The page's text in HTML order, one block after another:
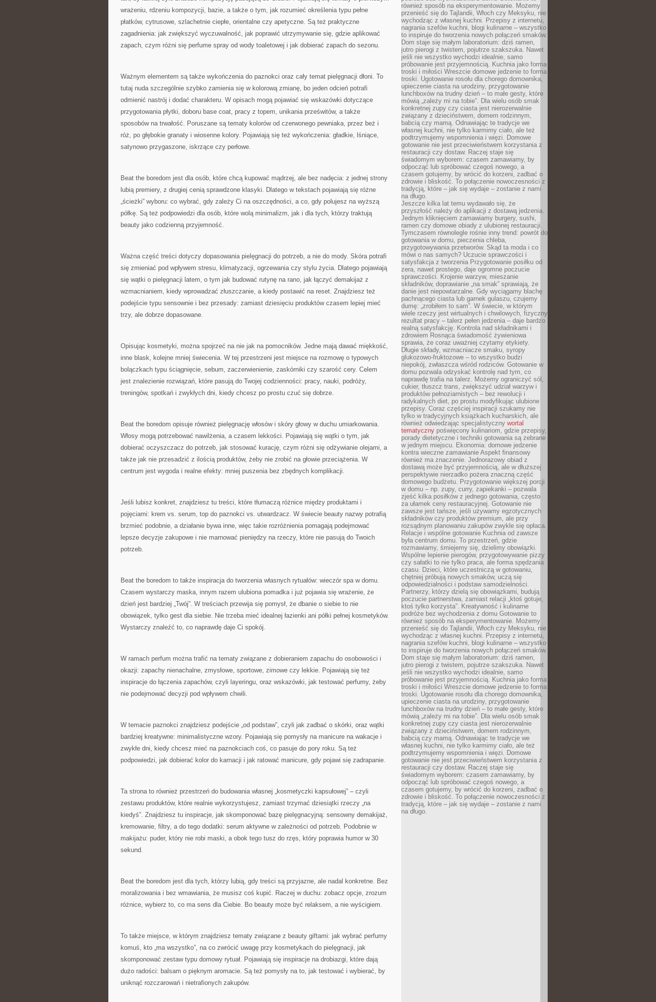
wrażeniu, rdzeniu kompozycji, bazie, a także o tym, jak rozumieć określenia typu pełne
płatków, cytrusowe, szlachetnie ciepłe, orientalne czy apetyczne. Są też praktyczne
zagadnienia: jak zwiększyć wyczuwalność, jak poprawić utrzymywanie się, gdzie aplikować
zapach, czym różni się perfume spray od wody toaletowej i jak dobierać zapach do sezonu.
Ważnym elementem są także wykończenia do paznokci oraz cały temat pielęgnacji dłoni. To
tutaj nuda szczególnie szybko zamienia się w kolorową zmianę, bo jeden odcień potrafi
odmienić nastrój i dodać charakteru. W opisach mogą pojawiać się wskazówki dotyczące
przygotowania płytki, doboru base coat, pracy z topem, unikania prześwitów, a także
sposobów na trwałość. Poruszane są tematy kolorów od czerwonego pewniaka, przez beż i
róż, po głębokie granaty i wiosenne kolory. Pojawiają się też wykończenia: gładkie, lśniące,
satynowo przygaszone, iskrzące czy perłowe.
Beat the boredom jest dla osób, które chcą kupować mądrzej, ale bez nadęcia: z jednej strony
lubią premiery, z drugiej cenią sprawdzone klasyki. Dlatego w tekstach pojawiają się różne
„ścieżki” wyboru: co wybrać, gdy zależy Ci na oszczędności, a co, gdy polujesz na wyższą
półkę. Są też podpowiedzi dla osób, które wolą minimalizm, jak i dla tych, którzy traktują
beauty jako codzienną przyjemność.
Ważna część treści dotyczy dopasowania pielęgnacji do potrzeb, a nie do mody. Skóra potrafi
się zmieniać pod wpływem stresu, klimatyzacji, ogrzewania czy stylu życia. Dlatego pojawiają
się wątki o pielęgnacji latem, o tym jak budować rutynę na rano, jak łączyć demakijaż z
wzmacnianiem, kiedy wprowadzać złuszczanie, a kiedy postawić na reset. Znajdziesz też
podejście typu sensownie i bez przesady: zamiast dziesięciu produktów czasem lepiej mieć
trzy, ale dobrze dopasowane.
Opisując kosmetyki, można spojrzeć na nie jak na pomocników. Jedne mają dawać miękkość,
inne blask, kolejne mniej świecenia. W tej przestrzeni jest miejsce na rozmowę o typowych
bolączkach typu ściągnięcie, sebum, zaczerwienienie, zaskórniki czy szarość cery. Celem
jest znalezienie rozwiązań, które pasują do Twojej codzienności: pracy, nauki, podróży,
treningów, spotkań i zwykłych dni, kiedy chcesz po prostu czuć się dobrze.
Beat the boredom opisuje również pielęgnację włosów i skóry głowy w duchu umiarkowania.
Włosy mogą potrzebować nawilżenia, a czasem lekkości. Pojawiają się wątki o tym, jak
dobierać oczyszczacz do potrzeb, jak stosować kurację, czym różni się odżywianie olejami, a
także jak nie przesadzić z ilością produktów, żeby nie zrobić na głowie przeciążenia. W
centrum jest wygoda i realne efekty: mniej puszenia bez zbędnych komplikacji.
Jeśli lubisz konkret, znajdziesz tu treści, które tłumaczą różnice między produktami i
pojęciami: krem vs. serum, top do paznokci vs. utwardzacz. W świecie beauty nazwy potrafią
brzmieć podobnie, a działanie bywa inne, więc takie rozróżnienia pomagają podejmować
lepsze decyzje zakupowe i nie marnować pieniędzy na rzeczy, które nie pasują do Twoich
potrzeb.
Beat the boredom to także inspiracja do tworzenia własnych rytuałów: wieczór spa w domu.
Czasem wystarczy maska, innym razem ulubiona pomadka i już pojawia się wrażenie, że
dzień jest bardziej „Twój”. W treściach przewija się pomysł, że dbanie o siebie to nie
obowiązek, tylko gest dla siebie. Nie trzeba mieć idealnej łazienki ani półki pełnej kosmetyków.
Wystarczy znaleźć to, co naprawdę daje Ci spokój.
W ramach perfum można trafić na tematy związane z dobieraniem zapachu do osobowości i
okazji: zapachy nienachalne, zmysłowe, sportowe, zimowe czy lekkie. Pojawiają się też
inspiracje do łączenia zapachów, czyli layeringu, oraz wskazówki, jak testować perfumy, żeby
nie podejmować decyzji pod wpływem chwili.
W temacie paznokci znajdziesz podejście „od podstaw”, czyli jak zadbać o skórki, oraz wątki
bardziej kreatywne: minimalistyczne wzory. Pojawiają się pomysły na manicure na wakacje i
zwykłe dni, kiedy chcesz mieć na paznokciach coś, co pasuje do pory roku. Są też
podpowiedzi, jak dobierać kolor do karnacji i jak ratować manicure, gdy pojawi się zadrapanie.
Ta strona to również przestrzeń do budowania własnej „kosmetyczki kapsułowej” – czyli
zestawu produktów, które realnie wykorzystujesz, zamiast trzymać dziesiątki rzeczy „na
kiedyś”. Znajdziesz tu inspiracje, jak skomponować bazę pielęgnacyjną: sensowny demakijaż,
kremowanie, filtry, a do tego dodatki: serum aktywne w zależności od potrzeb. Podobnie w
makijażu: puder, który nie robi maski, a obok tego tusz do rzęs, który poprawia humor w 30
sekund.
Beat the boredom jest dla tych, którzy lubią, gdy treści są przyjazne, ale nadal konkretne. Bez
moralizowania i bez wmawiania, że musisz coś kupić. Raczej w duchu: zobacz opcje, zrozum
różnice, wybierz to, co ma sens dla Ciebie. Bo beauty może być relaksem, a nie wyścigiem.
To także miejsce, w którym znajdziesz tematy związane z beauty giftami: jak wybrać perfumy
komuś, kto „ma wszystko”, na co zwrócić uwagę przy kosmetykach do pielęgnacji, jak
skomponować zestaw typu domowy rytuał. Pojawiają się inspiracje na drobiazgi, które dają
dużo radości: balsam o pięknym aromacie. Są też pomysły na to, jak testować i wybierać, by
uniknąć rozczarowań i nietrafionych zakupów.
również sposób na eksperymentowanie. Możemy
przenieść się do Tajlandii, Włoch czy Meksyku, nie
wychodząc z własnej kuchni. Przepisy z internetu,
nagrania szefów kuchni, blogi kulinarne – wszystko
to inspiruje do tworzenia nowych połączeń smaków.
Dom staje się małym laboratorium: dziś ramen,
jutro pierogi z twistem, pojutrze szakszuka. Nawet
jeśli nie wszystko wychodzi idealnie, samo
próbowanie jest przyjemnością. Kuchnia jako forma
troski i miłości Wreszcie domowe jedzenie to forma
troski. Ugotowanie rosołu dla chorego domownika,
upieczenie ciasta na urodziny, przygotowanie
lunchboxów na trudny dzień – to małe gesty, które
mówią „zależy mi na tobie”. Dla wielu osób smak
konkretnej zupy czy ciasta jest nierozerwalnie
związany z dzieciństwem, domem rodzinnym,
babcią czy mamą. Odnawiając te tradycje we
własnej kuchni, nie tylko karmimy ciało, ale też
podtrzymujemy wspomnienia i więzi. Domowe
gotowanie nie jest przeciwieństwem korzystania z
restauracji czy dostaw. Raczej staje się
świadomym wyborem: czasem zamawiamy, by
odpocząć lub spróbować czegoś nowego, a
czasem gotujemy, by wrócić do korzeni, zadbać o
zdrowie i bliskość. To połączenie nowoczesności z
tradycją, które – jak się wydaje – zostanie z nami
na długo.
Jeszcze kilka lat temu wydawało się, że
przyszłość należy do aplikacji z dostawą jedzenia.
Jednym kliknięciem zamawiamy burgery, sushi,
ramen czy domowe obiady z ulubionej restauracji.
Tymczasem równolegle rośnie inny trend: powrót do
gotowania w domu, pieczenia chleba,
przygotowywania przetworów. Skąd ta moda i co
mówi o nas samych? Uczucie sprawczości i
satysfakcja z tworzenia Przygotowanie posiłku od
zera, nawet prostego, daje ogromne poczucie
sprawczości. Krojenie warzyw, mieszanie
składników, doprawianie „na smak” sprawiają, że
danie jest niepowtarzalne. Gdy wyciągamy blachę
pachnącego ciasta lub garnek gulaszu, czujemy
dumę: „zrobiłem to sam”. W świecie, w którym
wiele rzeczy jest wirtualnych i chwilowych, fizyczny
rezultat pracy – talerz pełen jedzenia – daje bardzo
realną satysfakcję. Kontrola nad składnikami i
zdrowiem Rosnąca świadomość żywieniowa
sprawia, że coraz uważniej czytamy etykiety.
Długie składy, wzmacniacze smaku, syropy
glukozowo-fruktozowe – to wszystko budzi
niepokój, zwłaszcza wśród rodziców. Gotowanie w
domu pozwala odzyskać kontrolę nad tym, co
naprawdę trafia na talerz. Możemy ograniczyć sól,
cukier, tłuszcz trans, zwiększyć udział warzyw i
produktów pełnoziarnistych – bez rewolucji i
radykalnych diet, po prostu modyfikując ulubione
przepisy. Coraz częściej inspiracji szukamy nie
tylko w tradycyjnych książkach kucharskich, ale
również odwiedzając specjalistyczny wortal
tematyczny poświęcony kulinariom, gdzie przepisy,
porady dietetyczne i techniki gotowania są zebrane
w jednym miejscu. Ekonomia: domowe jedzenie
kontra wieczne zamawianie Aspekt finansowy
również ma znaczenie. Jednorazowy obiad z
dostawą może być przyjemnością, ale w dłuższej
perspektywie nierzadko pożera znaczną część
domowego budżetu. Przygotowanie większej porcji
w domu – np. zupy, curry, zapiekanki – pozwala
zjeść kilka posiłków z jednego gotowania, często
za ułamek ceny restauracyjnej. Gotowanie nie
zawsze jest tańsze, jeśli używamy egzotycznych
składników czy produktów premium, ale przy
rozsądnym planowaniu zakupów zwykle się opłaca.
Relacje i wspólne gotowanie Kuchnia od zawsze
była centrum domu. To przestrzeń, gdzie
rozmawiamy, śmiejemy się, dzielimy obowiązki.
Wspólne lepienie pierogów, przygotowywanie pizzy
czy sałatki to nie tylko praca, ale forma spędzania
czasu. Dzieci, które uczestniczą w gotowaniu,
chętniej próbują nowych smaków, uczą się
odpowiedzialności i podstaw samodzielności.
Partnerzy, którzy dzielą się obowiązkami, budują
poczucie partnerstwa, zamiast relacji „ktoś gotuje,
ktoś tylko korzysta”. Kreatywność i kulinarne
podróże bez wychodzenia z domu Gotowanie to
również sposób na eksperymentowanie. Możemy
przenieść się do Tajlandii, Włoch czy Meksyku, nie
wychodząc z własnej kuchni. Przepisy z internetu,
nagrania szefów kuchni, blogi kulinarne – wszystko
to inspiruje do tworzenia nowych połączeń smaków.
Dom staje się małym laboratorium: dziś ramen,
jutro pierogi z twistem, pojutrze szakszuka. Nawet
jeśli nie wszystko wychodzi idealnie, samo
próbowanie jest przyjemnością. Kuchnia jako forma
troski i miłości Wreszcie domowe jedzenie to forma
troski. Ugotowanie rosołu dla chorego domownika,
upieczenie ciasta na urodziny, przygotowanie
lunchboxów na trudny dzień – to małe gesty, które
mówią „zależy mi na tobie”. Dla wielu osób smak
konkretnej zupy czy ciasta jest nierozerwalnie
związany z dzieciństwem, domem rodzinnym,
babcią czy mamą. Odnawiając te tradycje we
własnej kuchni, nie tylko karmimy ciało, ale też
podtrzymujemy wspomnienia i więzi. Domowe
gotowanie nie jest przeciwieństwem korzystania z
restauracji czy dostaw. Raczej staje się
świadomym wyborem: czasem zamawiamy, by
odpocząć lub spróbować czegoś nowego, a
czasem gotujemy, by wrócić do korzeni, zadbać o
zdrowie i bliskość. To połączenie nowoczesności z
tradycją, które – jak się wydaje – zostanie z nami
na długo.